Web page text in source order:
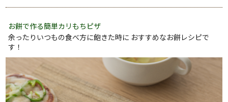
お餅で作る簡単カリもちピザ
余ったりいつもの食べ方に飽きた時に おすすめなお餅レシピで
す！